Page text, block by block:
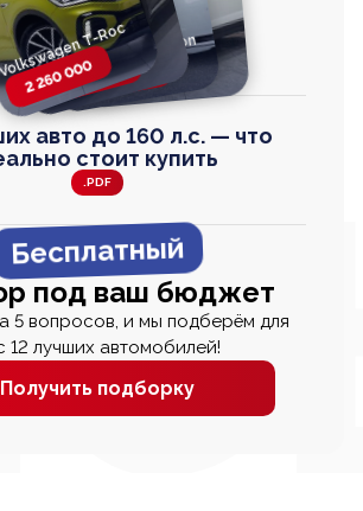
T-Roc
2 260 000
Toyota Harrier
2 820 000
Honda Step Wagon
2 820 000
Volkswagen
TAYRON
2 670 000
авто до 160 л.с. — что
стоит купить
.PDF
Бесплатный
под ваш бюджет
5 вопросов, и мы подберём для
12 лучших автомобилей!
Получить подборку